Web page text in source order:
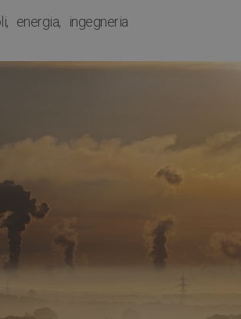
energia ingegneria